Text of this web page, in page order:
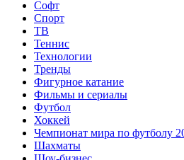
Софт
Спорт
ТВ
Теннис
Технологии
Тренды
Фигурное катание
Фильмы и сериалы
Футбол
Хоккей
Чемпионат мира по футболу
Шахматы